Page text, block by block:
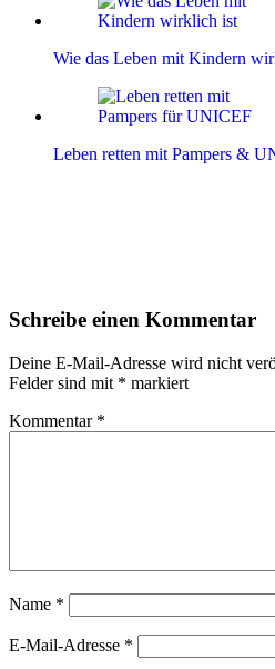
Wie das Leben mit Kindern
Leben retten mit Pampers &
Interaktionen
Schreibe einen Kommentar
Deine E-Mail-Adresse wird nicht
Felder sind mit * markiert
Kommentar *
Name *
E-Mail-Adresse *